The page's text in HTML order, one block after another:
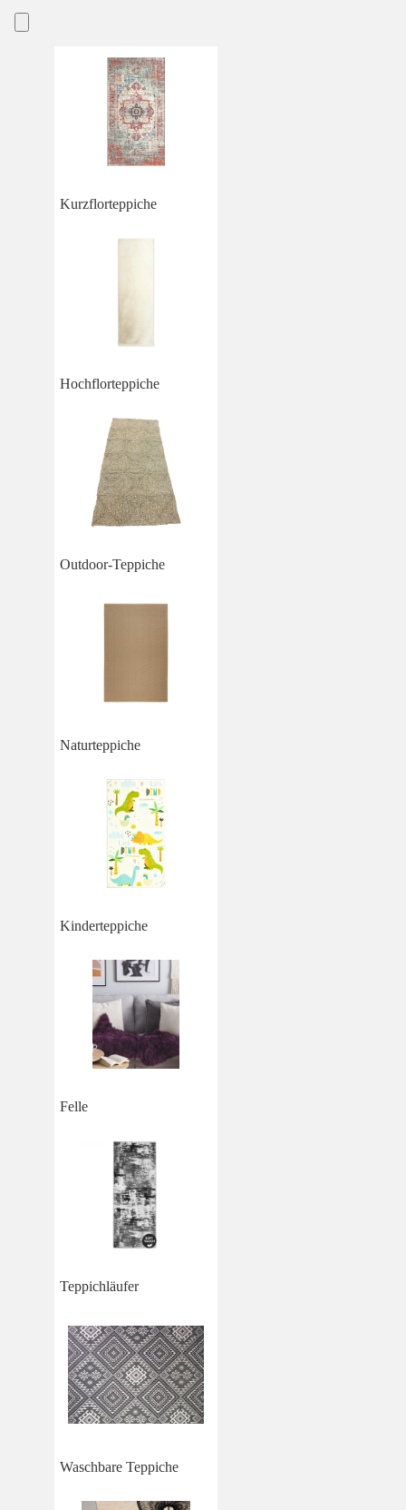
Kurzflorteppiche
Hochflorteppiche
Outdoor-Teppiche
Naturteppiche
Kinderteppiche
Felle
Teppichläufer
Waschbare Teppiche